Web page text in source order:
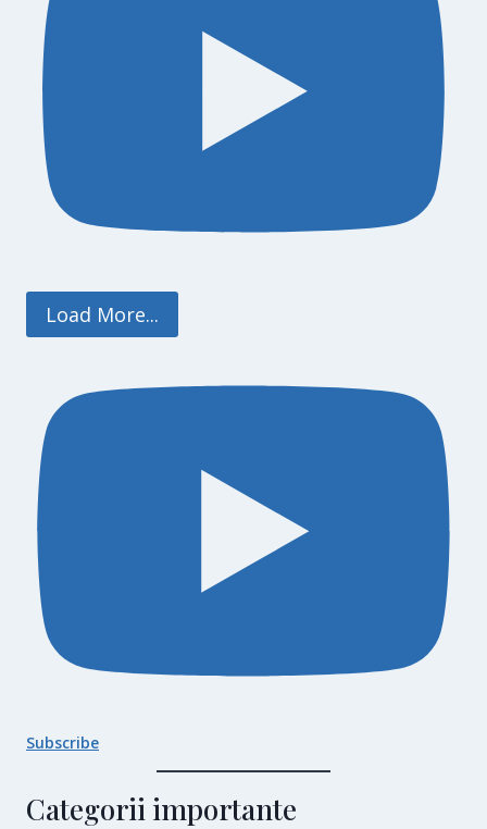
Load More...
Subscribe
Categorii importante